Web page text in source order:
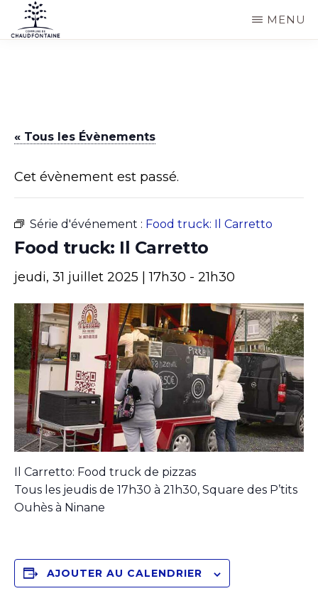
Passer
au
commune
MENU
« Tous les Évènements
Cet évènement est passé.
Série d'événement : Food truck: Il Carretto
Food truck: Il Carretto
jeudi, 31 juillet 2025 | 17h30 - 21h30
Il Carretto: Food truck de pizzas
Tous les jeudis de 17h30 à 21h30, Square des P’tits
Ouhès à Ninane
AJOUTER AU CALENDRIER